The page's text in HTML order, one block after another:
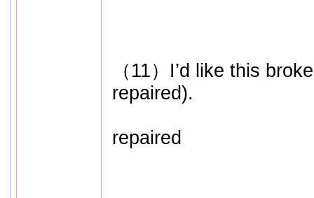
（11）I’d like this
repaired).
repaired